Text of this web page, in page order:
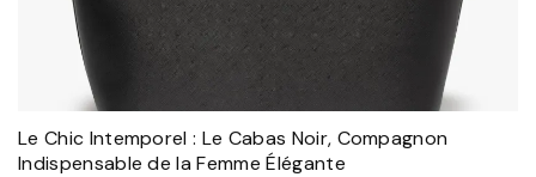
Le Chic Intemporel : Le Cabas Noir, Compagnon
Indispensable de la Femme Élégante